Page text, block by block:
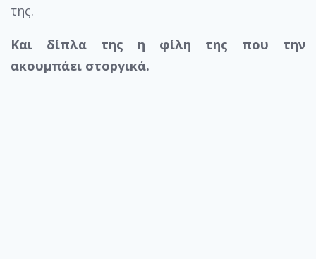
της.
Και δίπλα της η φίλη της που την
ακουμπάει στοργικά.